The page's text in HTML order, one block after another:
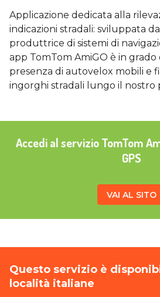
Applicazione dedicata alla
indicazioni stradali: sviluppata
produttrice di sistemi di
app TomTom AmiGO è in grado
presenza di autovelox mobili e
ingorghi stradali lungo il nostro
Accedi al servizio TomTom
GPS
VAI AL SITO
Questo servizio è
località italiane